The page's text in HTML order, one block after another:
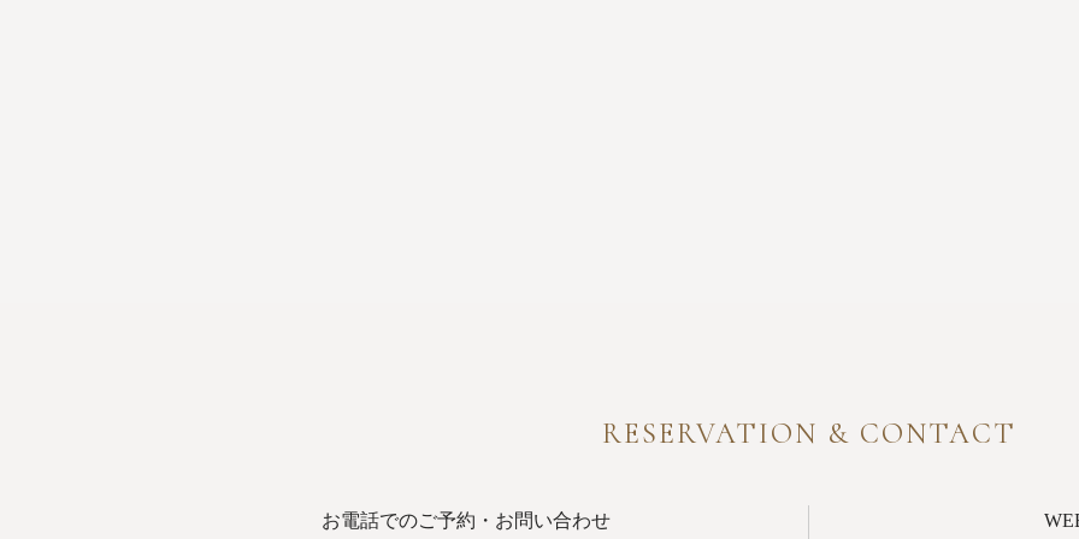
RESERVATION & CONTACT
お電話でのご予約・お問い合わせ